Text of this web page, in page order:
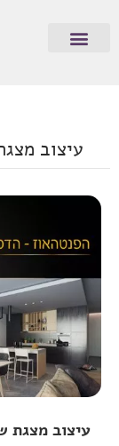
עיצוב
עיצוב מצגת